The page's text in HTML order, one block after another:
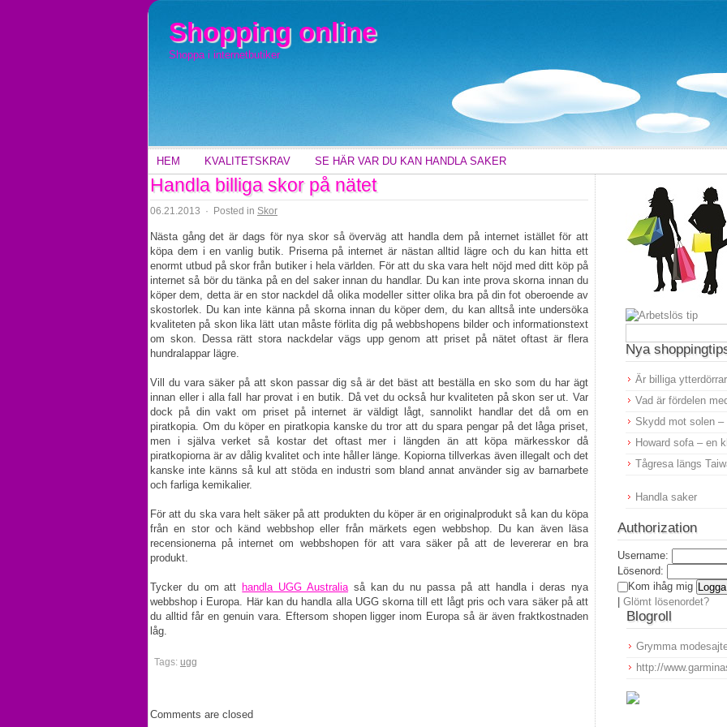
Shopping online
Shoppa i internetbutiker
HEM KVALITETSKRAV SE HÄR VAR DU KAN HANDLA SAKER
Handla billiga skor på nätet
06.21.2013 · Posted in Skor
Nästa gång det är dags för nya skor så överväg att handla dem på internet istället för att
köpa dem i en vanlig butik. Priserna på internet är nästan alltid lägre och du kan hitta ett
enormt utbud på skor från butiker i hela världen. För att du ska vara helt nöjd med ditt köp på
internet så bör du tänka på en del saker innan du handlar. Du kan inte prova skorna innan du
köper dem, detta är en stor nackdel då olika modeller sitter olika bra på din fot oberoende av
skostorlek. Du kan inte känna på skorna innan du köper dem, du kan alltså inte undersöka
kvaliteten på skon lika lätt utan måste förlita dig på webbshopens bilder och informationstext
om skon. Dessa rätt stora nackdelar vägs upp genom att priset på nätet oftast är flera
hundralappar lägre.
Vill du vara säker på att skon passar dig så är det bäst att beställa en sko som du har ägt
innan eller i alla fall har provat i en butik. Då vet du också hur kvaliteten på skon ser ut. Var
dock på din vakt om priset på internet är väldigt lågt, sannolikt handlar det då om en
piratkopia. Om du köper en piratkopia kanske du tror att du spara pengar på det låga priset,
men i själva verket så kostar det oftast mer i längden än att köpa märkesskor då
piratkopiorna är av dålig kvalitet och inte håller länge. Kopiorna tillverkas även illegalt och det
kanske inte känns så kul att stöda en industri som bland annat använder sig av barnarbete
och farliga kemikalier.
För att du ska vara helt säker på att produkten du köper är en originalprodukt så kan du köpa
från en stor och känd webbshop eller från märkets egen webbshop. Du kan även läsa
recensionerna på internet om webbshopen för att vara säker på att de levererar en bra
produkt.
Tycker du om att handla UGG Australiaså kan du nu passa på att handla i deras nya
webbshop i Europa. Här kan du handla alla UGG skorna till ett lågt pris och vara säker på att
du alltid får en genuin vara. Eftersom shopen ligger inom Europa så är även fraktkostnaden
låg.
Tags: ugg
Comments are closed
Nya
Är billiga
Vad är fördelen
Skydd mot solen
Howard sofa – en
Tågresa längs
Handla saker
Authorization
Username:
Lösenord:
Kom ihåg mig
Glömt lösenordet?
Blogroll
Grymma
http://